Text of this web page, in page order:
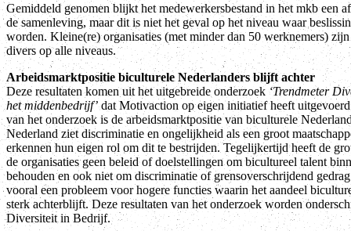
Gemiddeld genomen blijkt het medewerkersbestand in het mkb een
de samenleving, maar dit is niet het geval op het niveau waar
worden. Kleine(re) organisaties (met minder dan 50 werknemers)
divers op alle niveaus.
Arbeidsmarktpositie biculturele Nederlanders blijft achter
Deze resultaten komen uit het uitgebreide onderzoek ‘Trendmeter
het middenbedrijf’dat Motivaction op eigen initiatief heeft
van het onderzoek is de arbeidsmarktpositie van biculturele
Nederland ziet discriminatie en ongelijkheid als een groot
erkennen hun eigen rol om dit te bestrijden. Tegelijkertijd heeft de
de organisaties geen beleid of doelstellingen om bicultureel talent
behouden en ook niet om discriminatie of grensoverschrijdend
vooral een probleem voor hogere functies waarin het aandeel
sterk achterblijft. Deze resultaten van het onderzoek worden
Diversiteit in Bedrijf.